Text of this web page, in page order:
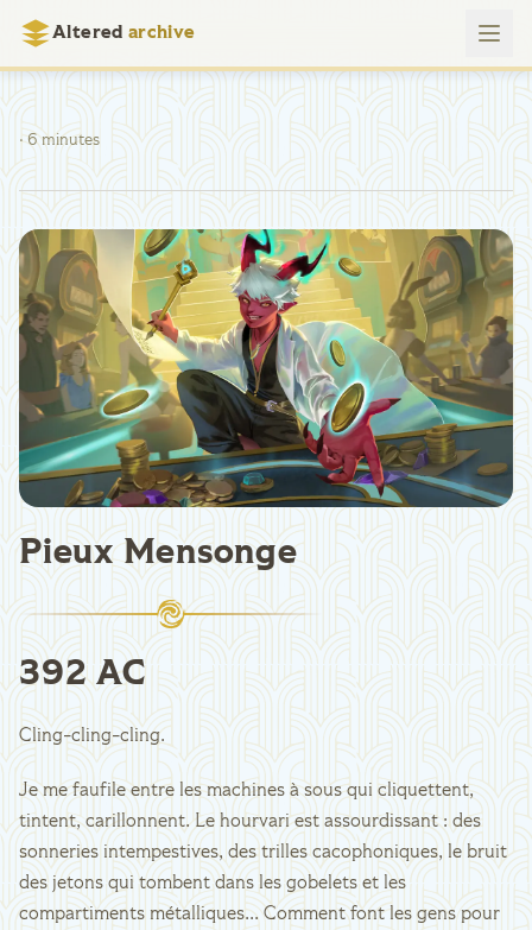
Altered archive
· 6 minutes
Pieux Mensonge
392 AC
Cling-cling-cling.
Je me faufile entre les machines à sous qui cliquettent,
tintent, carillonnent. Le hourvari est assourdissant : des
sonneries intempestives, des trilles cacophoniques, le bruit
des jetons qui tombent dans les gobelets et les
compartiments métalliques... Comment font les gens pour